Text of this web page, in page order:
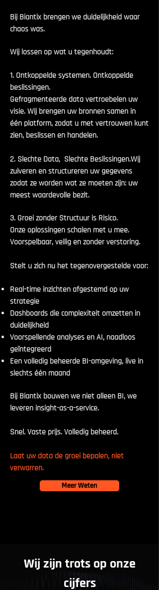
Meer Weten
Bij Biantix brengen we duidelijkheid waar
chaos was.
Wij lossen op wat u tegenhoudt:
1. Ontkoppelde systemen. Ontkoppelde
beslissingen.
Gefragmenteerde data vertroebelen uw
visie. Wij brengen uw bronnen samen in
één platform, zodat u met vertrouwen kunt
zien, beslissen en handelen.
2. Slechte Data, Slechte Beslissingen.Wij
zuiveren en structureren uw gegevens
zodat ze worden wat ze moeten zijn: uw
meest waardevolle bezit.
3. Groei zonder Structuur is Risico.
Onze oplossingen schalen met u mee.
Voorspelbaar, veilig en zonder verstoring.
Stelt u zich nu het tegenovergestelde voor:
Real-time inzichten afgestemd op uw
strategie
Dashboards die complexiteit omzetten in
duidelijkheid
Voorspellende analyses en AI, naadloos
geïntegreerd
Een volledig beheerde BI-omgeving, live in
slechts één maand
Bij Biantix bouwen we niet alleen BI, we
leveren insight-as-a-service.
Snel. Vaste prijs. Volledig beheerd.
Laat uw data de groei bepalen, niet
verwarren.
Wij zijn trots op onze
cijfers